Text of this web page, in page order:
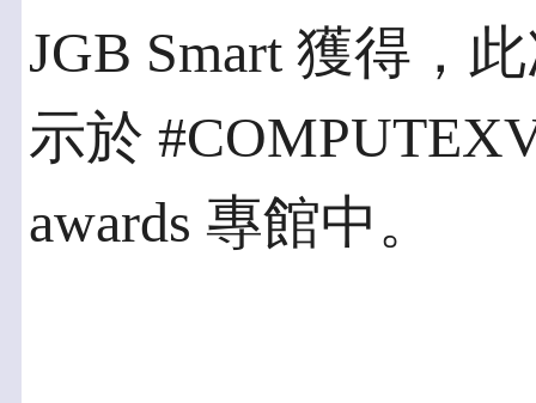
JGB Smart 獲得，
示於
awards 專館中。